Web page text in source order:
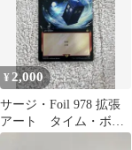
¥ 2,000
サージ・Foil 978 拡張
アート タイム・ボル
テックスの中へ 赤R